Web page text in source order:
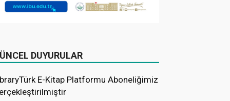
DUYURULAR
E-Kitap Platformu Aboneliğimiz